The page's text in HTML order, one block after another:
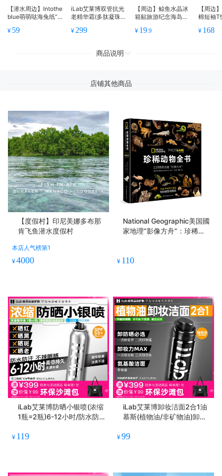
【潜水周边】Intothe
blue萌萌哒海兔纸“M
挂物件盲盒系列
¥ 59
iLab艾莱博双管抗光
老精华霜(多肽凝珠胶
糖
¥ 299
【周边】鲸鱼水晶冰
箱贴旅游纪念海岛特
¥ 19.9
【周边
棉短袖T
¥ 168
商品说明
店铺其他商品
【度假村】印尼美娜多布那
肯飞鱼潜水度假村
本店人气榜第1
¥4000
National Geographic美国國
家地理“影像方舟”：珍稀动
¥ 110
iLab艾莱博防晒小银喷(浓缩
1瓶=2瓶)6-12小时/防水防
¥ 119
iLab艾莱博卸妆洁面2合1油
慕斯(植物油/非矿物油)卸防
¥99